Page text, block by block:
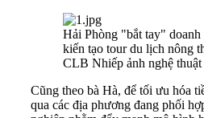
Hải Phòng "bắt tay" doanh
kiến tạo tour du lịch nông
CLB Nhiếp ảnh nghệ
Cũng theo bà Hà, để tối ưu hóa
qua các địa phương đang phối